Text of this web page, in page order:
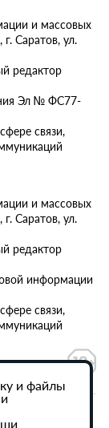
и массовых
Саратов, ул.
редактор
Эл № ФС77-
связи,
и массовых
Саратов, ул.
редактор
информации
связи,
данных
и файлы